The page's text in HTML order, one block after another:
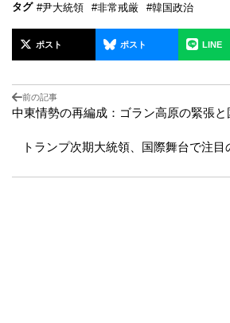
タグ #尹大統領 #非常戒厳 #韓国政治
ポスト ポスト LINE
前の記事
中東情勢の再編成：ゴラン高原の緊張
トランプ次期大統領、国際舞台で注目